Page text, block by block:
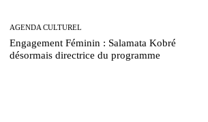
AGENDA CULTUREL
Engagement Féminin : Salamata Kobré
désormais directrice du programme